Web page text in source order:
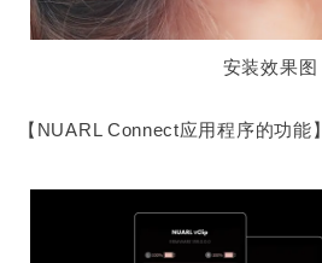
安装效果图
【NUARL Connect应用程序的功能】